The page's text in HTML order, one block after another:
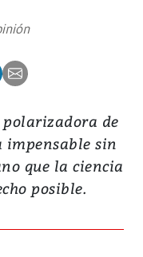
de
impensable sin
que la ciencia
posible.